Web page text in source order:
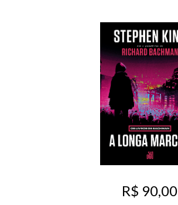
R$ 90,00